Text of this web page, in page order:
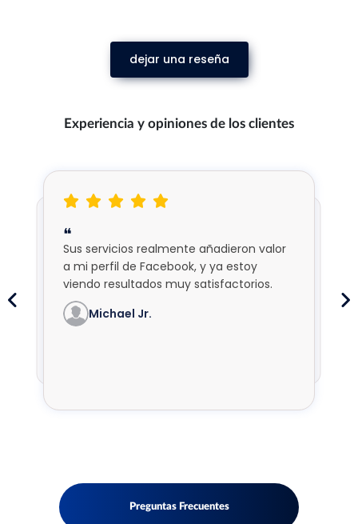
dejar una reseña
Experiencia y opiniones de los clientes
❝
Sus servicios realmente añadieron valor
a mi perfil de Facebook, y ya estoy
viendo resultados muy satisfactorios.
Michael Jr.
❝
No estaba segura de invertir en los
servicios de FollowersCart, pero estoy
satisfecha con la calidad y el impulso
que dieron a mis perfiles sociales.
Emma
Sarah
Preguntas Frecuentes